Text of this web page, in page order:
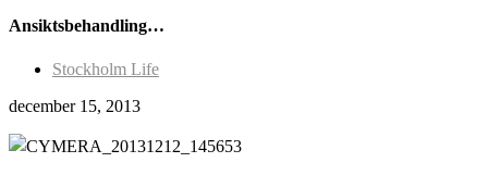
Ansiktsbehandling…
Stockholm Life
december 15, 2013